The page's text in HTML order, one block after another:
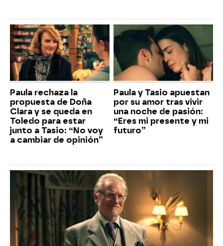
Paula rechaza la
propuesta de Doña
Clara y se queda en
Toledo para estar
junto a Tasio: “No voy
a cambiar de opinión”
Paula y Tasio apuestan
por su amor tras vivir
una noche de pasión:
“Eres mi presente y mi
futuro”